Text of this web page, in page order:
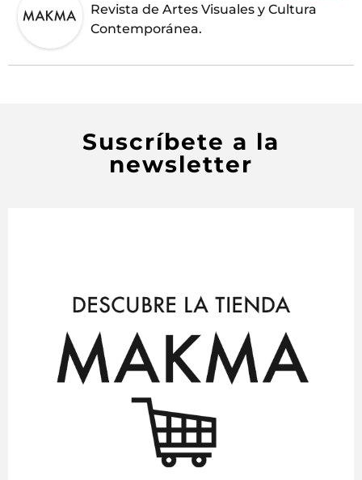
Revista de Artes Visuales y Cultura
Contemporánea.
Suscríbete a la
newsletter